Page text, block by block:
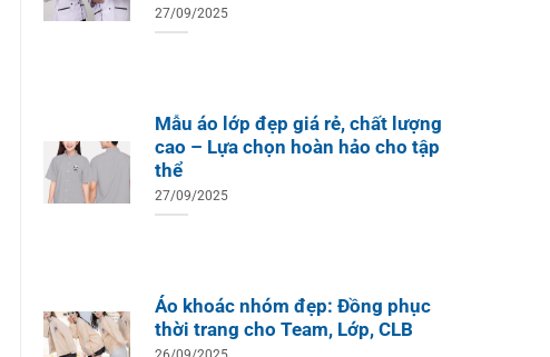
27/09/2025
Mẫu áo lớp đẹp giá rẻ, chất lượng
cao – Lựa chọn hoàn hảo cho tập
thể
27/09/2025
Áo khoác nhóm đẹp: Đồng phục
thời trang cho Team, Lớp, CLB